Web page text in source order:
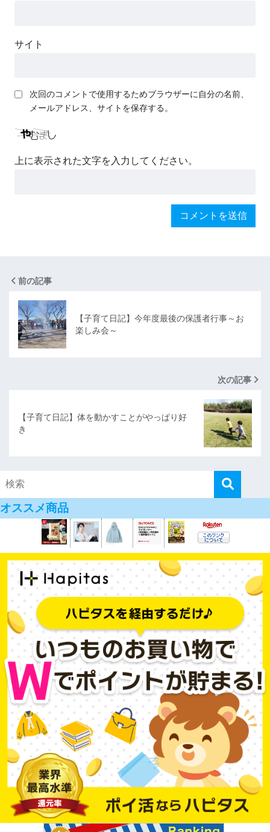
サイト
次回のコメントで使用するためブラウザーに自分の名前、
メールアドレス、サイトを保存する。
上に表示された文字を入力してください。
前の記事
【子育て日記】今年度最後の保護者行事～お
楽しみ会～
次の記事
【子育て日記】体を動かすことがやっぱり好
き
オススメ商品